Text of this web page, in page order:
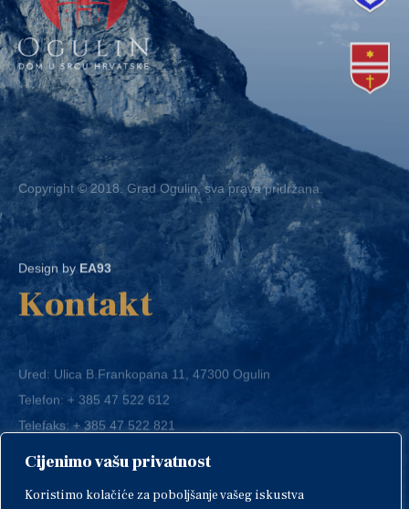
Cijenimo vašu privatnost
Koristimo kolačiće za poboljšanje vašeg iskustva
Copyright © 2018. Grad Ogulin, sva prava pridržana.
Design by EA93
Kontakt
Ured: Ulica B.Frankopana 11, 47300 Ogulin
Telefon:+ 385 47 522 612
Telefaks: + 385 47 522 821
E-mail:grad-ogulin@ogulin.hr
IBAN: HR1424020061829700009